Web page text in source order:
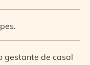
gestante de casal